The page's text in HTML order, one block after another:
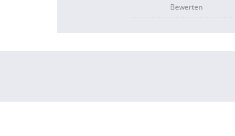
Bewerten